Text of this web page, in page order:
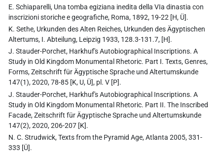
E. Schiaparelli, Una tomba egiziana inedita della VIa dinastia con
inscrizioni storiche e geografiche, Roma, 1892, 19-22 [H, Ü].
K. Sethe, Urkunden des Alten Reiches, Urkunden des Ägyptischen
Altertums, I. Abteilung, Leipzig 1933, 128.3-131.7, [H].
J. Stauder-Porchet, Harkhuf's Autobiographical Inscriptions. A
Study in Old Kingdom Monumental Rhetoric. Part I. Texts, Genres,
Forms, Zeitschrift für Ägyptische Sprache und Altertumskunde
147(1), 2020, 78-85 [K, U, Ü], pl. V [P].
J. Stauder-Porchet, Harkhuf's Autobiographical Inscriptions. A
Study in Old Kingdom Monumental Rhetoric. Part II. The Inscribed
Facade, Zeitschrift für Ägyptische Sprache und Altertumskunde
147(2), 2020, 206-207 [K].
N. C. Strudwick, Texts from the Pyramid Age, Atlanta 2005, 331-
333 [Ü].